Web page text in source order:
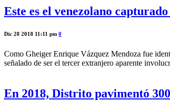
Este es el venezolano
Dic 28 2018 11:11 pm 0
Como Gheiger Enrique Vázquez Mendoza fue
señalado de ser el tercer extranjero aparente
En 2018, Distrito pavimentó